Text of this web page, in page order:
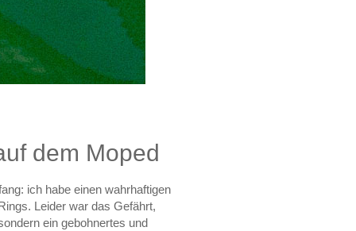
dem Moped
ich habe einen wahrhaftigen
Leider war das Gefährt,
ein gebohnertes und